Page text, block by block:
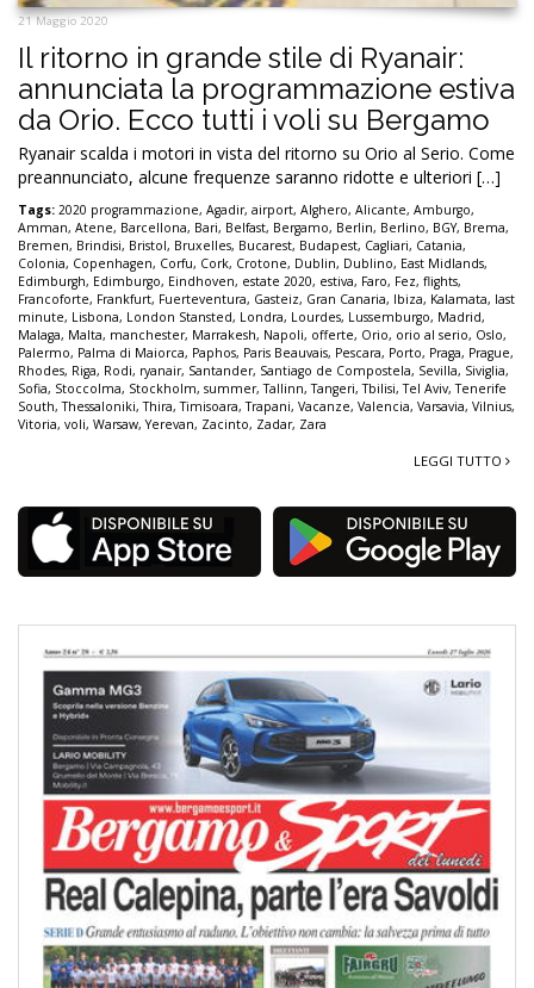
21 Maggio 2020
Il ritorno in grande stile di Ryanair:
annunciata la programmazione estiva
da Orio. Ecco tutti i voli su Bergamo
Ryanair scalda i motori in vista del ritorno su Orio al Serio. Come
preannunciato, alcune frequenze saranno ridotte e ulteriori […]
Tags: 2020 programmazione, Agadir, airport, Alghero, Alicante, Amburgo,
Amman, Atene, Barcellona, Bari, Belfast, Bergamo, Berlin, Berlino, BGY, Brema,
Bremen, Brindisi, Bristol, Bruxelles, Bucarest, Budapest, Cagliari, Catania,
Colonia, Copenhagen, Corfu, Cork, Crotone, Dublin, Dublino, East Midlands,
Edimburgh, Edimburgo, Eindhoven, estate 2020, estiva, Faro, Fez, flights,
Francoforte, Frankfurt, Fuerteventura, Gasteiz, Gran Canaria, Ibiza, Kalamata, last
minute, Lisbona, London Stansted, Londra, Lourdes, Lussemburgo, Madrid,
Malaga, Malta, manchester, Marrakesh, Napoli, offerte, Orio, orio al serio, Oslo,
Palermo, Palma di Maiorca, Paphos, Paris Beauvais, Pescara, Porto, Praga, Prague,
Rhodes, Riga, Rodi, ryanair, Santander, Santiago de Compostela, Sevilla, Siviglia,
Sofia, Stoccolma, Stockholm, summer,Tallinn,Tangeri,Tbilisi,Tel Aviv,Tenerife
South,Thessaloniki,Thira,Timisoara,Trapani, Vacanze, Valencia, Varsavia, Vilnius,
Vitoria, voli, Warsaw,Yerevan, Zacinto, Zadar, Zara
LEGGI TUTTO